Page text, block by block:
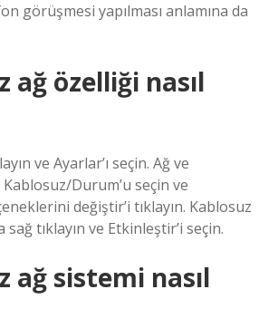
görüşmesi yapılması anlamına da
ağ özelliği nasıl
ve Ayarlar’ı seçin. Ağ ve
Durum’u seçin ve
değiştir’i tıklayın. Kablosuz
sağ tıklayın ve Etkinleştir’i seçin.
ağ sistemi nasıl